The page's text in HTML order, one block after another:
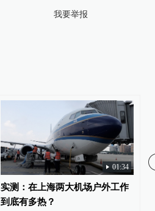
我要举报
01:34
实测：在上海两大机场户外工作
到底有多热？